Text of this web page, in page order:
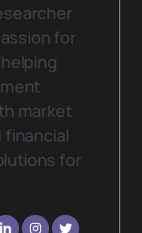
for
market
financial
for